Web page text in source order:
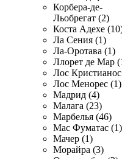
Корбера-де-
Льобрегат (2)
Коста Адехе
Ла Сения (1)
Ла-Оротава (1)
Ллорет де Мар
Лос
Лос Менорес (1)
Мадрид (4)
Малага (23)
Марбелья (46)
Мас Фуматас (1)
Мачер (1)
Морайра (3)